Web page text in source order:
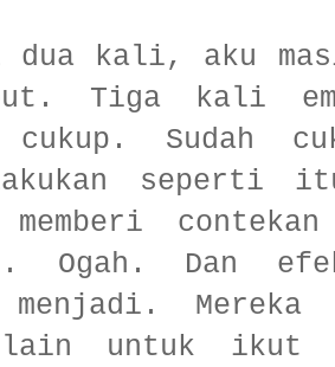
dua kali, aku
Tiga kali
Sudah
seperti
Ogah. Dan
menjadi. Mereka
untuk ikut